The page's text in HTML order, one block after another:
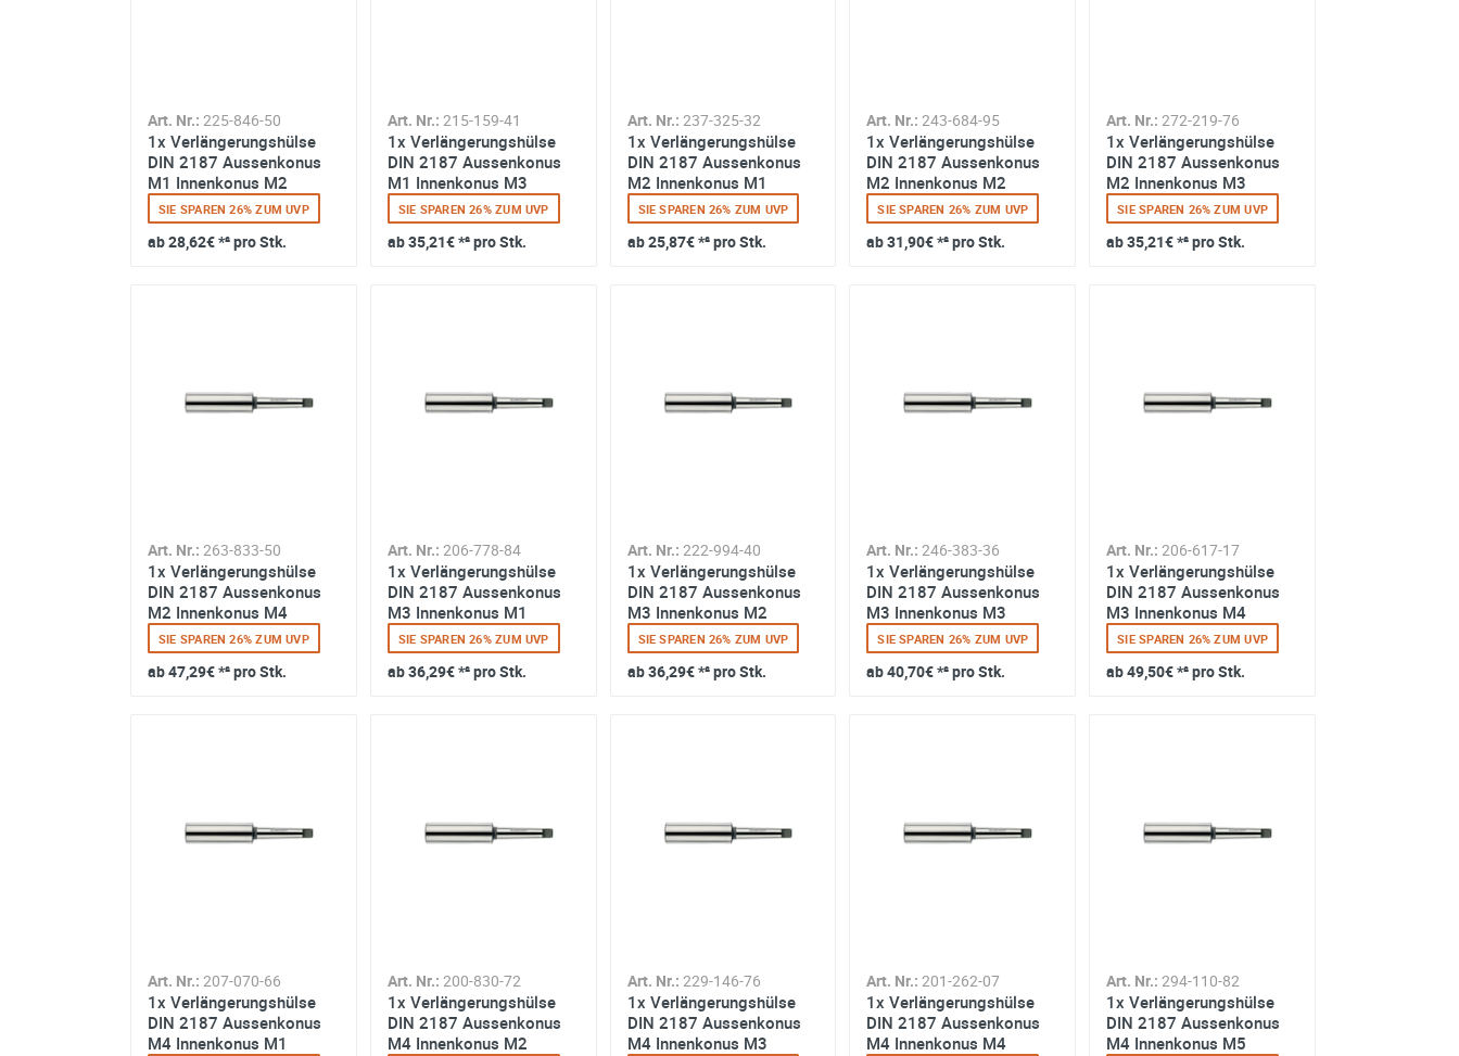
Art. Nr.: 225-846-50
1x Verlängerungshülse
DIN 2187 Aussenkonus
M1 Innenkonus M2
SIE SPAREN 26% ZUM UVP
ab28,62€*² pro Stk.
Art. Nr.: 215-159-41
1x Verlängerungshülse
DIN 2187 Aussenkonus
M1 Innenkonus M3
SIE SPAREN 26% ZUM UVP
ab35,21€*² pro Stk.
Art. Nr.: 237-325-32
1x Verlängerungshülse
DIN 2187 Aussenkonus
M2 Innenkonus M1
SIE SPAREN 26% ZUM UVP
ab25,87€*² pro Stk.
Art. Nr.: 243-684-95
1x Verlängerungshülse
DIN 2187 Aussenkonus
M2 Innenkonus M2
SIE SPAREN 26% ZUM UVP
ab31,90€*² pro Stk.
Art. Nr.: 272-219-76
1x Verlängerungshülse
DIN 2187 Aussenkonus
M2 Innenkonus M3
SIE SPAREN 26% ZUM UVP
ab35,21€*² pro Stk.
Art. Nr.: 263-833-50
1x Verlängerungshülse
DIN 2187 Aussenkonus
M2 Innenkonus M4
SIE SPAREN 26% ZUM UVP
ab47,29€*² pro Stk.
Art. Nr.: 206-778-84
1x Verlängerungshülse
DIN 2187 Aussenkonus
M3 Innenkonus M1
SIE SPAREN 26% ZUM UVP
ab36,29€*² pro Stk.
Art. Nr.: 222-994-40
1x Verlängerungshülse
DIN 2187 Aussenkonus
M3 Innenkonus M2
SIE SPAREN 26% ZUM UVP
ab36,29€*² pro Stk.
Art. Nr.: 246-383-36
1x Verlängerungshülse
DIN 2187 Aussenkonus
M3 Innenkonus M3
SIE SPAREN 26% ZUM UVP
ab40,70€*² pro Stk.
Art. Nr.: 206-617-17
1x Verlängerungshülse
DIN 2187 Aussenkonus
M3 Innenkonus M4
SIE SPAREN 26% ZUM UVP
ab49,50€*² pro Stk.
Art. Nr.: 207-070-66
1x Verlängerungshülse
DIN 2187 Aussenkonus
M4 Innenkonus M1
Art. Nr.: 200-830-72
1x Verlängerungshülse
DIN 2187 Aussenkonus
M4 Innenkonus M2
Art. Nr.: 229-146-76
1x Verlängerungshülse
DIN 2187 Aussenkonus
M4 Innenkonus M3
Art. Nr.: 201-262-07
1x Verlängerungshülse
DIN 2187 Aussenkonus
M4 Innenkonus M4
Art. Nr.: 294-110-82
1x Verlängerungshülse
DIN 2187 Aussenkonus
M4 Innenkonus M5